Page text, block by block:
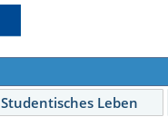
Studentisches Leben